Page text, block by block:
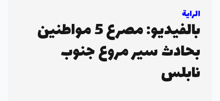
الراية
بالفيديو: مصرع 5 مواطنين
بحادث سير مروع جنوب
نابلس